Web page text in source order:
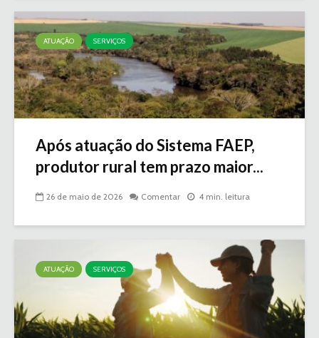
ATUAÇÃO SERVIÇOS
Após atuação do Sistema FAEP,
produtor rural tem prazo maior...
26 de maio de 2026 Comentar 4 min. leitura
ATUAÇÃO SERVIÇOS